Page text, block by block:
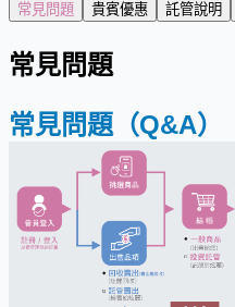
常見問題 貴賓優惠 託管說明
常見問題
常見問題（Q&A）